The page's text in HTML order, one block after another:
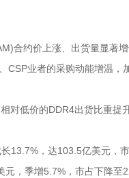
合约价上涨、出货量显著
业者的采购动能增温，
对低价的DDR4出货比重提
13.7%，达103.5亿美元，
，季增5.7%，市占下降至